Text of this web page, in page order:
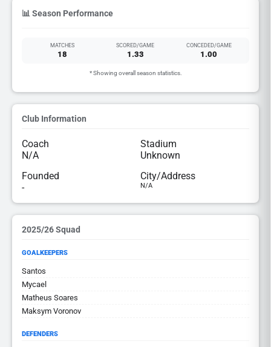
📊 Season Performance
MATCHES
18
SCORED/GAME
1.33
CONCEDED/GAME
1.00
* Showing overall season statistics.
Club Information
Coach
N/A
Stadium
Unknown
Founded
-
City/Address
N/A
2025/26 Squad
GOALKEEPERS
Santos
Mycael
Matheus Soares
Maksym Voronov
DEFENDERS